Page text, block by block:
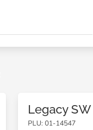
Legacy
PLU: 01-14547